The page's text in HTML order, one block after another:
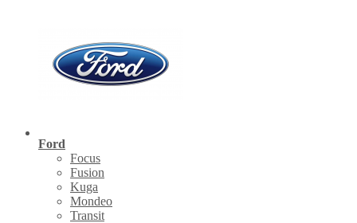
Ford
Focus
Fusion
Kuga
Mondeo
Transit